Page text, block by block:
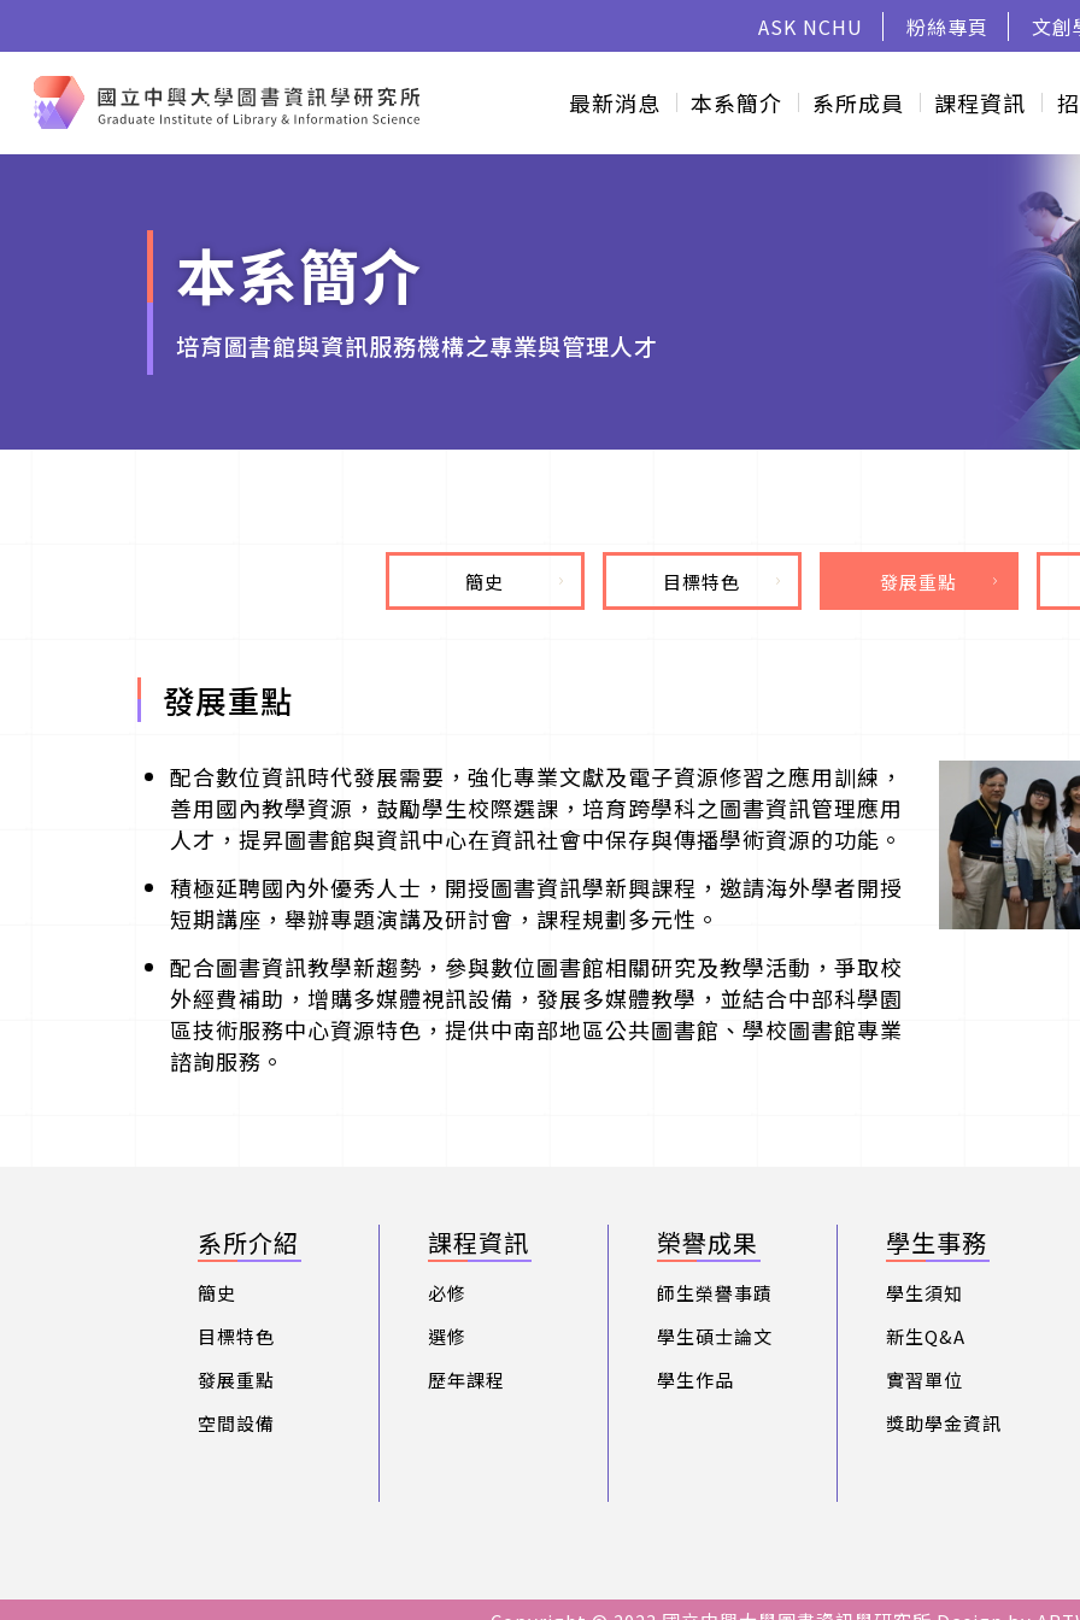
ASK NCHU 粉絲專頁 文創
最新消息 本系簡介 系所成員 課程資訊
本系簡介
培育圖書館與資訊服務機構之專業與管理人才
簡史 目標特色 發展重點
發展重點
配合數位資訊時代發展需要，強化專業文獻及電子資源修習之應用訓練，
善用國內教學資源，鼓勵學生校際選課，培育跨學科之圖書資訊管理應用
人才，提昇圖書館與資訊中心在資訊社會中保存與傳播學術資源的功能。
積極延聘國內外優秀人士，開授圖書資訊學新興課程，邀請海外學者開授
短期講座，舉辦專題演講及研討會，課程規劃多元性。
配合圖書資訊教學新趨勢，參與數位圖書館相關研究及教學活動，爭取校
外經費補助，增購多媒體視訊設備，發展多媒體教學，並結合中部科學園
區技術服務中心資源特色，提供中南部地區公共圖書館、學校圖書館專業
諮詢服務。
系所介紹
簡史
目標特色
發展重點
空間設備
課程資訊
必修
選修
歷年課程
榮譽成果
師生榮譽事蹟
學生碩士論文
學生作品
學生事務
學生須知
新生Q&A
實習單位
獎助學金資訊